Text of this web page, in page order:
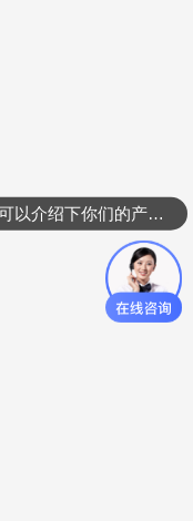
可以介绍下你们的产品么